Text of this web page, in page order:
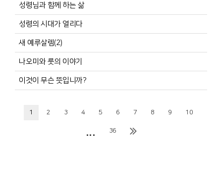
성령님과 함께 하는 삶
성령의 시대가 열리다
새 예루살렘(2)
나오미와 룻의 이야기
이것이 무슨 뜻입니까?
1 2 3 4 5 6 7 8 9 10
... 36